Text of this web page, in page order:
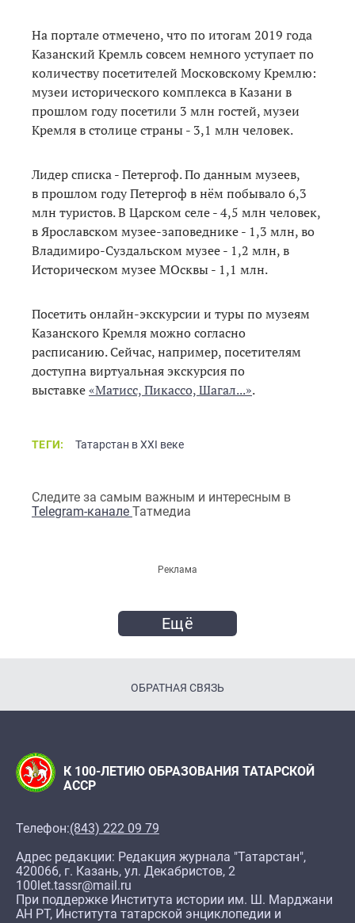
На портале отмечено, что по итогам 2019 года
Казанский Кремль совсем немного уступает по
количеству посетителей Московскому Кремлю:
музеи исторического комплекса в Казани в
прошлом году посетили 3 млн гостей, музеи
Кремля в столице страны - 3,1 млн человек.
Лидер списка - Петергоф. По данным музеев,
в прошлом году Петергоф в нём побывало 6,3
млн туристов. В Царском селе - 4,5 млн человек,
в Ярославском музее-заповеднике - 1,3 млн, во
Владимиро-Суздальском музее - 1,2 млн, в
Историческом музее МОсквы - 1,1 млн.
Посетить онлайн-экскурсии и туры по музеям
Казанского Кремля можно согласно
расписанию. Сейчас, например, посетителям
доступна виртуальная экскурсия по
выставке«Матисс, Пикассо, Шагал...».
ТЕГИ: Татарстан в XXI веке
Следите за самым важным и интересным в
Telegram-канале Татмедиа
Реклама
Ещё
ОБРАТНАЯ СВЯЗЬ
К 100-ЛЕТИЮ ОБРАЗОВАНИЯ ТАТАРСКОЙ
АССР
Телефон:(843) 222 09 79
Адрес редакции: Редакция журнала "Татарстан",
420066, г. Казань, ул. Декабристов, 2
100let.tassr@mail.ru
При поддержке Института истории им. Ш. Марджани
АН РТ, Института татарской энциклопедии и